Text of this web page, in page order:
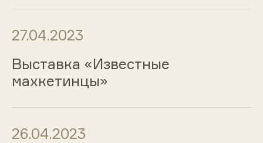
27.04.2023
Выставка «Известные
махкетинцы»
26.04.2023